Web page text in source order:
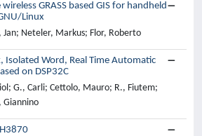
GRASS based GIS for handheld
Linux
Jan; Neteler, Markus; Flor, Roberto
Isolated Word, Real Time Automatic
on DSP32C
G., Carli; Cettolo, Mauro; R., Fiutem;
Giannino